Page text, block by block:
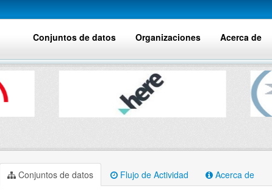
Conjuntos de datos Organizaciones Acerca de
Conjuntos de datos Flujo de Actividad Acerca de